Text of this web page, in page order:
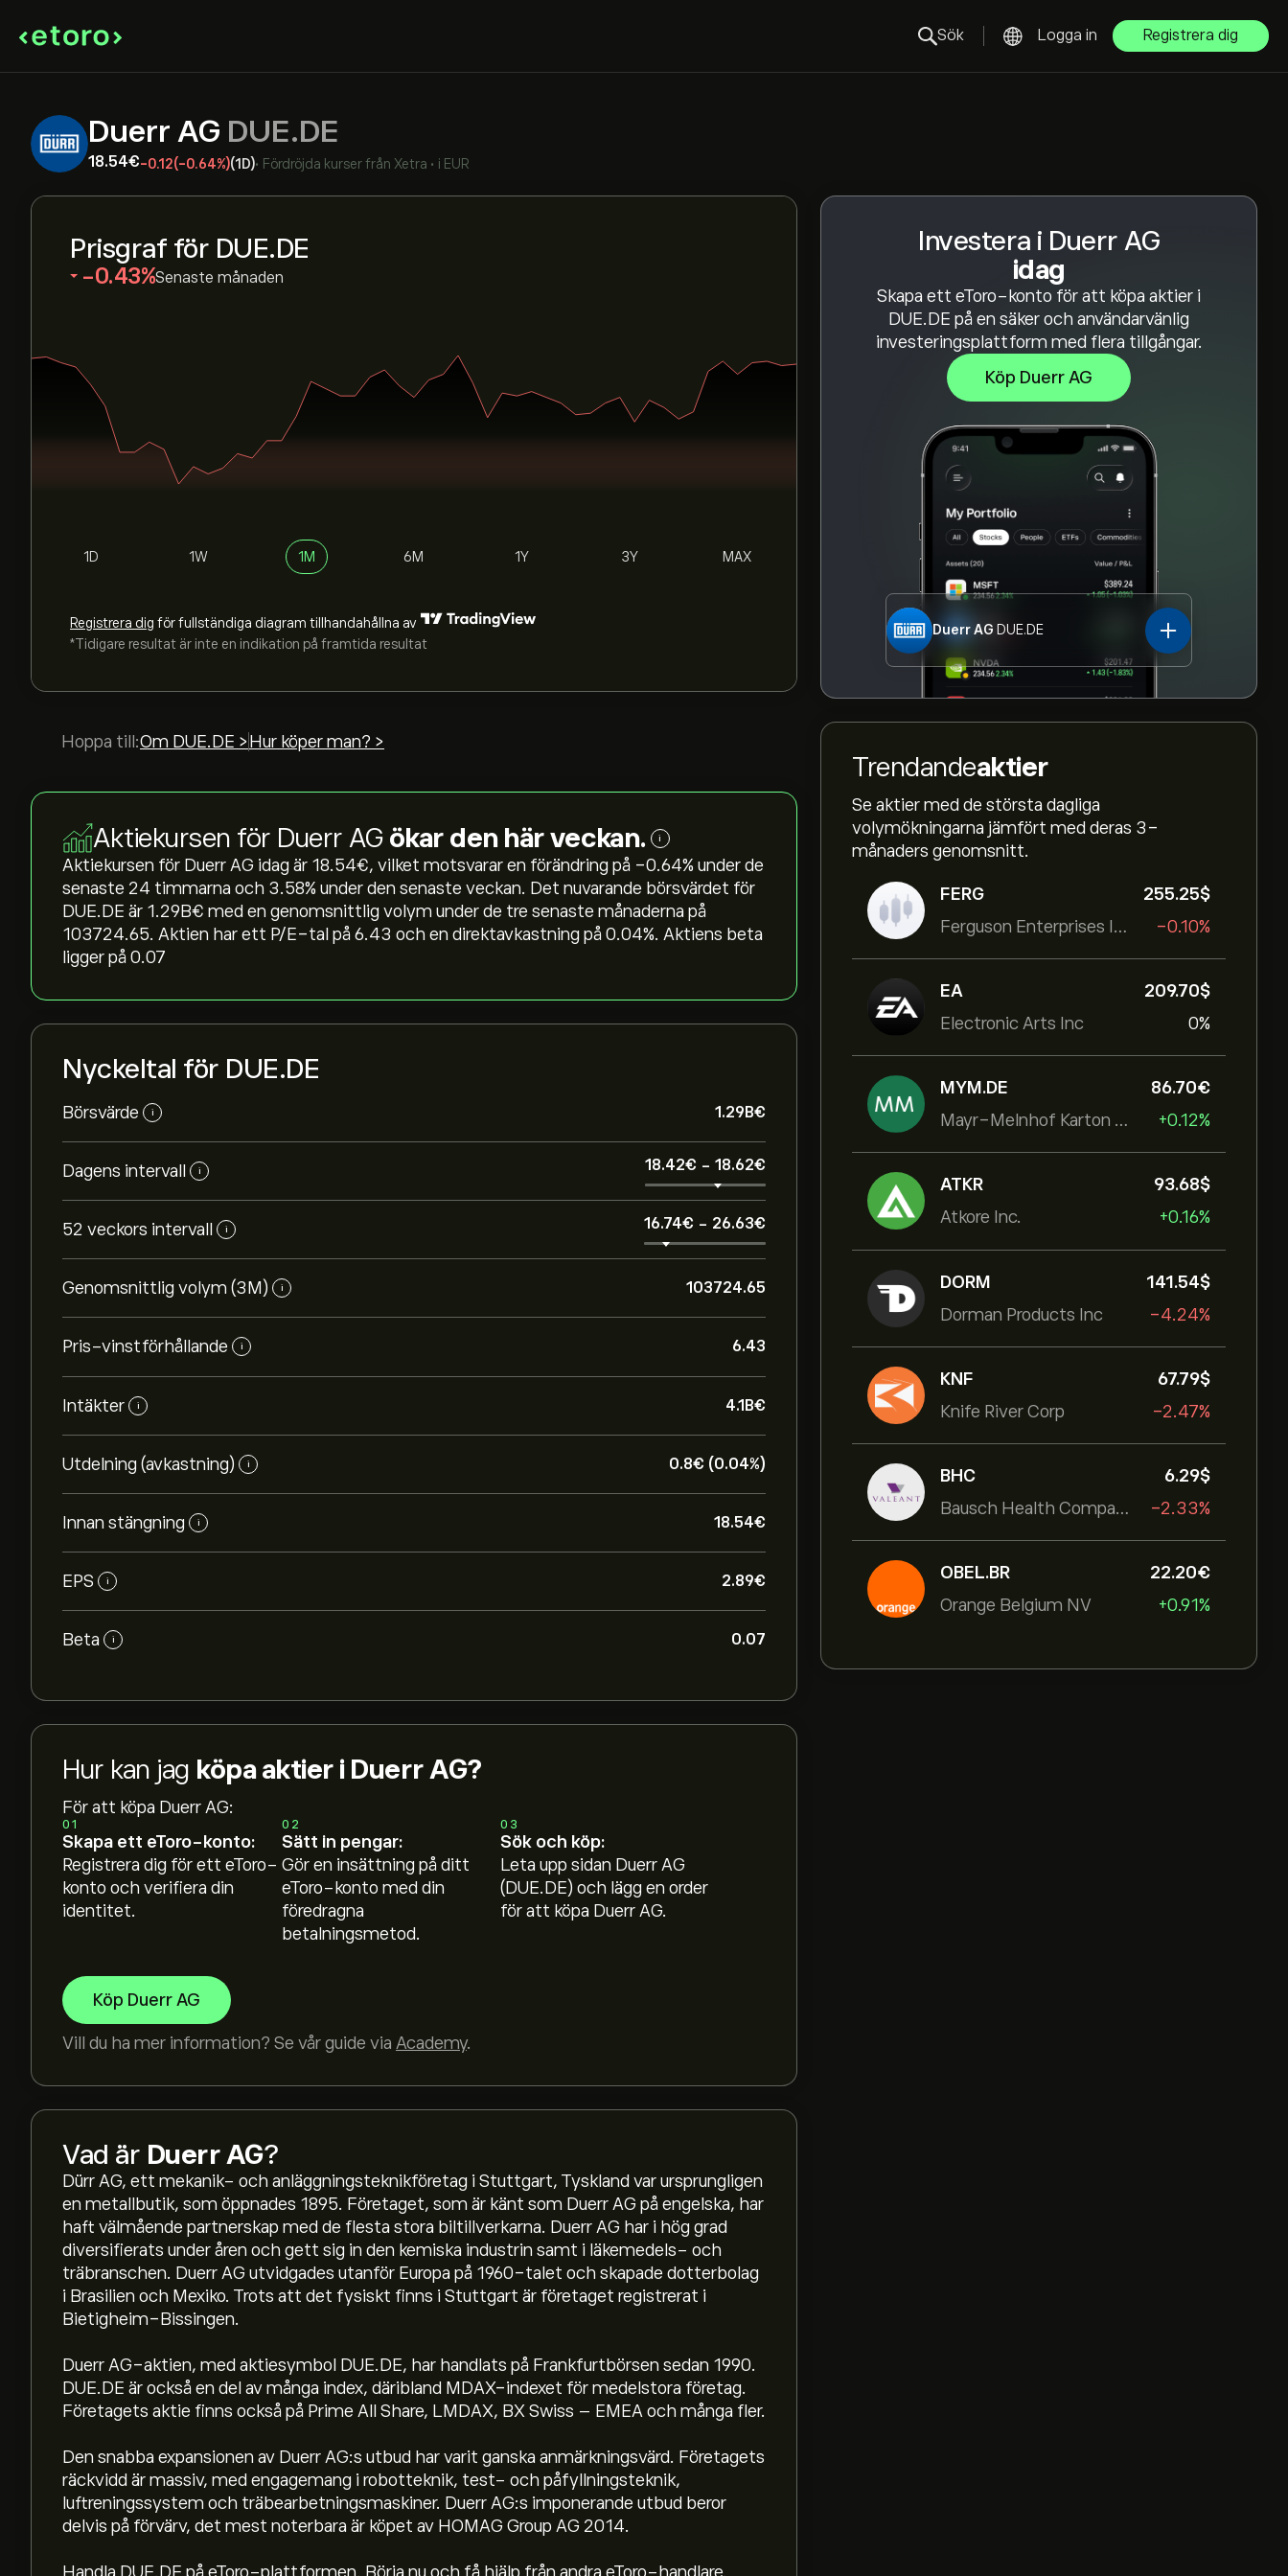
Sök Logga in Registrera dig
Duerr AG DUE.DE
18.54‎€‎-0.12(-0.64%)(1D)• Fördröjda kurser från Xetra • i EUR
Investera i Duerr AG
idag
Skapa ett eToro-konto för att köpa aktier i
DUE.DE på en säker och användarvänlig
investeringsplattform med flera tillgångar.
Köp Duerr AG
Duerr AG DUE.DE
Trendandeaktier
Se aktier med de största dagliga
volymökningarna jämfört med deras 3-
månaders genomsnitt.
FERG
Ferguson Enterprises Inc
255.25‎$‎
-0.10%
EA
Electronic Arts Inc
209.70‎$‎
0%
MYM.DE
Mayr-Melnhof Karton AG
86.70‎€‎
+0.12%
ATKR
Atkore Inc.
93.68‎$‎
+0.16%
DORM
Dorman Products Inc
141.54‎$‎
-4.24%
KNF
Knife River Corp
67.79‎$‎
-2.47%
BHC
Bausch Health Companies Inc
6.29‎$‎
-2.33%
OBEL.BR
Orange Belgium NV
22.20‎€‎
+0.91%
Prisgraf för DUE.DE
‎-0.43‎ Senaste månaden
1D 1W 1M 6M 1Y 3Y MAX
Registrera dig för fullständiga diagram tillhandahållna av
*Tidigare resultat är inte en indikation på framtida resultat
Hoppa till:Om DUE.DE > Hur köper man? >
Aktiekursen för Duerr AG ökar den här veckan. i
Aktiekursen för Duerr AG idag är 18.54‎€‎, vilket motsvarar en förändring på ‎-0.64‎% under de
senaste 24 timmarna och ‎3.58‎% under den senaste veckan. Det nuvarande börsvärdet för
DUE.DE är 1.29B‎€‎ med en genomsnittlig volym under de tre senaste månaderna på
103724.65. Aktien har ett P/E-tal på 6.43 och en direktavkastning på 0.04%. Aktiens beta
ligger på 0.07
Nyckeltal för DUE.DE
Börsvärde i 1.29B‎€‎
Dagens intervall i 18.42‎€‎ - 18.62‎€‎
52 veckors intervall i 16.74‎€‎ - 26.63‎€‎
Genomsnittlig volym (3M) i 103724.65
Pris-vinstförhållande i 6.43
Intäkter i 4.1B‎€‎
Utdelning (avkastning) i 0.8‎€‎ (0.04%)
Innan stängning i 18.54‎€‎
EPS i 2.89‎€‎
Beta i 0.07
Hur kan jag köpa aktier i Duerr AG?
För att köpa Duerr AG:
01
Skapa ett eToro-konto:
Registrera dig för ett eToro-
konto och verifiera din
identitet.
02
Sätt in pengar:
Gör en insättning på ditt
eToro-konto med din
föredragna
betalningsmetod.
03
Sök och köp:
Leta upp sidan Duerr AG
(DUE.DE) och lägg en order
för att köpa Duerr AG.
Köp Duerr AG
Vill du ha mer information? Se vår guide via Academy.
Vad är Duerr AG?
Dürr AG, ett mekanik- och anläggningsteknikföretag i Stuttgart, Tyskland var ursprungligen
en metallbutik, som öppnades 1895. Företaget, som är känt som Duerr AG på engelska, har
haft välmående partnerskap med de flesta stora biltillverkarna. Duerr AG har i hög grad
diversifierats under åren och gett sig in den kemiska industrin samt i läkemedels- och
träbranschen. Duerr AG utvidgades utanför Europa på 1960-talet och skapade dotterbolag
i Brasilien och Mexiko. Trots att det fysiskt finns i Stuttgart är företaget registrerat i
Bietigheim-Bissingen.
Duerr AG-aktien, med aktiesymbol DUE.DE, har handlats på Frankfurtbörsen sedan 1990.
DUE.DE är också en del av många index, däribland MDAX-indexet för medelstora företag.
Företagets aktie finns också på Prime All Share, LMDAX, BX Swiss – EMEA och många fler.
Den snabba expansionen av Duerr AG:s utbud har varit ganska anmärkningsvärd. Företagets
räckvidd är massiv, med engagemang i robotteknik, test- och påfyllningsteknik,
luftreningssystem och träbearbetningsmaskiner. Duerr AG:s imponerande utbud beror
delvis på förvärv, det mest noterbara är köpet av HOMAG Group AG 2014.
Handla DUE.DE på eToro-plattformen. Börja nu och få hjälp från andra eToro-handlare.
Aktiekursen live för DUE.DE är 18.54‎€‎.